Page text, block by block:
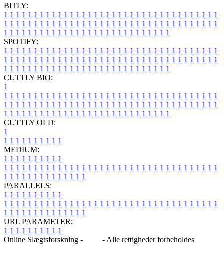
BITLY:
1 1 1 1 1 1 1 1 1 1 1 1 1 1 1 1 1 1 1 1 1 1 1 1 1 1 1 1 1 1 1 1 1 1 1 1
1 1 1 1 1 1 1 1 1 1 1 1 1 1 1 1 1 1 1 1 1 1 1 1 1 1 1 1 1 1 1 1 1 1 1 1
1 1 1 1 1 1 1 1 1 1 1 1 1 1 1 1 1 1 1 1 1 1 1 1 1 1 1 1
SPOTIFY:
1 1 1 1 1 1 1 1 1 1 1 1 1 1 1 1 1 1 1 1 1 1 1 1 1 1 1 1 1 1 1 1 1 1 1 1
1 1 1 1 1 1 1 1 1 1 1 1 1 1 1 1 1 1 1 1 1 1 1 1 1 1 1 1 1 1 1 1 1 1 1 1
1 1 1 1 1 1 1 1 1 1 1 1 1 1 1 1 1 1 1 1 1 1 1 1 1 1 1 1
CUTTLY BIO:
1
1 1 1 1 1 1 1 1 1 1 1 1 1 1 1 1 1 1 1 1 1 1 1 1 1 1 1 1 1 1 1 1 1 1 1 1
1 1 1 1 1 1 1 1 1 1 1 1 1 1 1 1 1 1 1 1 1 1 1 1 1 1 1 1 1 1 1 1 1 1 1 1
1 1 1 1 1 1 1 1 1 1 1 1 1 1 1 1 1 1 1 1 1 1 1 1 1 1 1 1
CUTTLY OLD:
1
1 1 1 1 1 1 1 1 1 1
MEDIUM:
1 1 1 1 1 1 1 1 1 1
1 1 1 1 1 1 1 1 1 1 1 1 1 1 1 1 1 1 1 1 1 1 1 1 1 1 1 1 1 1 1 1 1 1 1 1
1 1 1 1 1 1 1 1 1 1 1 1 1 1
PARALLELS:
1 1 1 1 1 1 1 1 1 1
1 1 1 1 1 1 1 1 1 1 1 1 1 1 1 1 1 1 1 1 1 1 1 1 1 1 1 1 1 1 1 1 1 1 1 1
1 1 1 1 1 1 1 1 1 1 1 1 1 1
URL PARAMETER:
1 1 1 1 1 1 1 1 1 1
Online Slægtsforskning -
- Alle rettigheder forbeholdes